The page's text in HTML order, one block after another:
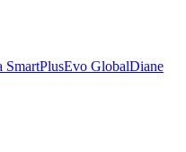
SmartPlusEvo GlobalDiane